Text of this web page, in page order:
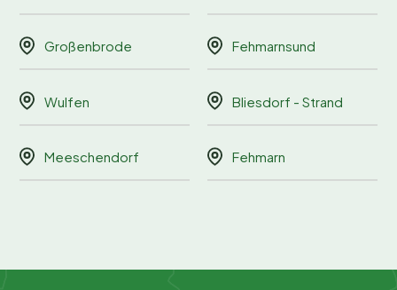
Großenbrode Fehmarnsund
Wulfen Bliesdorf - Strand
Meeschendorf Fehmarn